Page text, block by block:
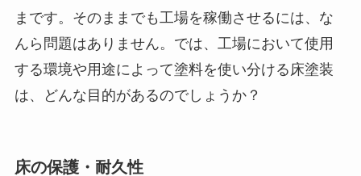
まです。そのままでも工場を稼働させるには、な
んら問題はありません。では、工場において使用
する環境や用途によって塗料を使い分ける床塗装
は、どんな目的があるのでしょうか？
床の保護・耐久性